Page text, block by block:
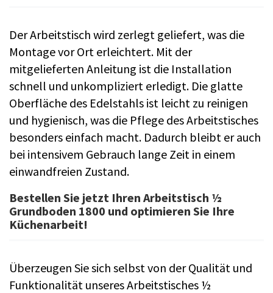
Der Arbeitstisch wird zerlegt geliefert, was die
Montage vor Ort erleichtert. Mit der
mitgelieferten Anleitung ist die Installation
schnell und unkompliziert erledigt. Die glatte
Oberfläche des Edelstahls ist leicht zu reinigen
und hygienisch, was die Pflege des Arbeitstisches
besonders einfach macht. Dadurch bleibt er auch
bei intensivem Gebrauch lange Zeit in einem
einwandfreien Zustand.
Bestellen Sie jetzt Ihren Arbeitstisch ½
Grundboden 1800 und optimieren Sie Ihre
Küchenarbeit!
Überzeugen Sie sich selbst von der Qualität und
Funktionalität unseres Arbeitstisches ½